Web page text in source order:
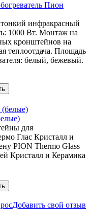
Пион
инфракрасный
1000 Вт. Монтаж на
кронштейнов на
теплоотдача. Площадь
белый, бежевый.
для
Глас Кристалл и
PION Thermo Glass
Кристалл и Керамика
Добавить свой отзыв